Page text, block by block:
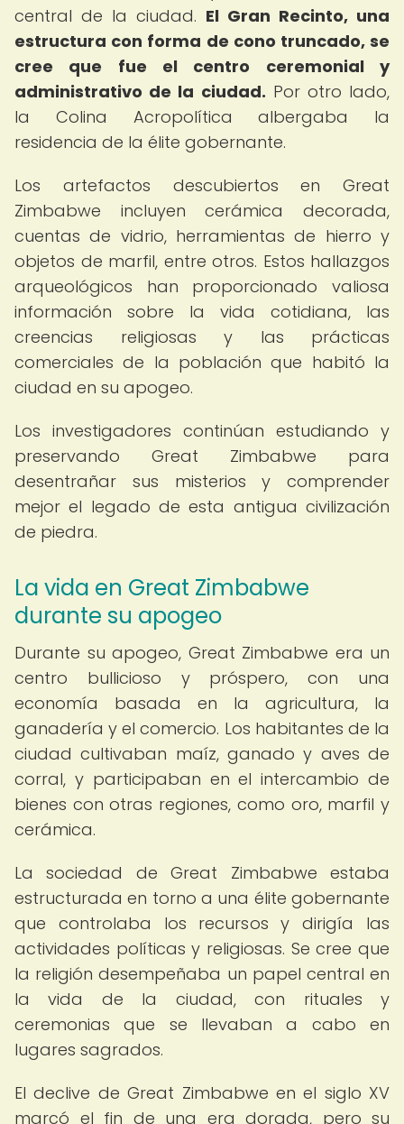
central de la ciudad. El Gran Recinto, una
estructura con forma de cono truncado, se
cree que fue el centro ceremonial y
administrativo de la ciudad. Por otro lado,
la Colina Acropolítica albergaba la
residencia de la élite gobernante.
Los artefactos descubiertos en Great
Zimbabwe incluyen cerámica decorada,
cuentas de vidrio, herramientas de hierro y
objetos de marfil, entre otros. Estos hallazgos
arqueológicos han proporcionado valiosa
información sobre la vida cotidiana, las
creencias religiosas y las prácticas
comerciales de la población que habitó la
ciudad en su apogeo.
Los investigadores continúan estudiando y
preservando Great Zimbabwe para
desentrañar sus misterios y comprender
mejor el legado de esta antigua civilización
de piedra.
La vida en Great Zimbabwe
durante su apogeo
Durante su apogeo, Great Zimbabwe era un
centro bullicioso y próspero, con una
economía basada en la agricultura, la
ganadería y el comercio. Los habitantes de la
ciudad cultivaban maíz, ganado y aves de
corral, y participaban en el intercambio de
bienes con otras regiones, como oro, marfil y
cerámica.
La sociedad de Great Zimbabwe estaba
estructurada en torno a una élite gobernante
que controlaba los recursos y dirigía las
actividades políticas y religiosas. Se cree que
la religión desempeñaba un papel central en
la vida de la ciudad, con rituales y
ceremonias que se llevaban a cabo en
lugares sagrados.
El declive de Great Zimbabwe en el siglo XV
marcó el fin de una era dorada, pero su